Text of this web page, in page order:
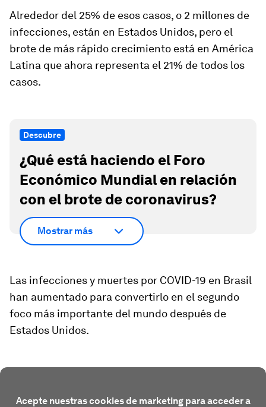
Alrededor del 25% de esos casos, o 2 millones de
infecciones, están en Estados Unidos, pero el
brote de más rápido crecimiento está en América
Latina que ahora representa el 21% de todos los
casos.
Descubre
¿Qué está haciendo el Foro
Económico Mundial en relación
con el brote de coronavirus?
Mostrar más
Las infecciones y muertes por COVID-19 en Brasil
han aumentado para convertirlo en el segundo
foco más importante del mundo después de
Estados Unidos.
Acepte nuestras cookies de marketing para acceder a